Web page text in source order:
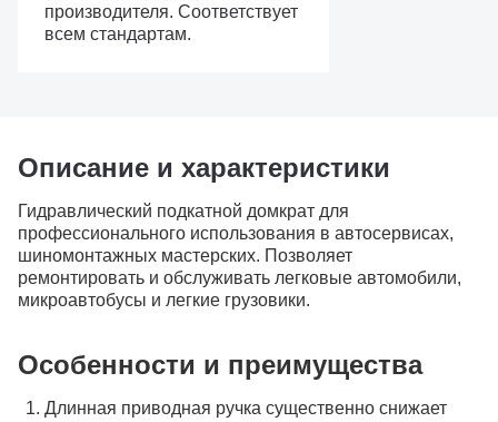
производителя. Соответствует
всем стандартам.
Описание и характеристики
Гидравлический подкатной домкрат для
профессионального использования в автосервисах,
шиномонтажных мастерских. Позволяет
ремонтировать и обслуживать легковые автомобили,
микроавтобусы и легкие грузовики.
Особенности и преимущества
Длинная приводная ручка существенно снижает